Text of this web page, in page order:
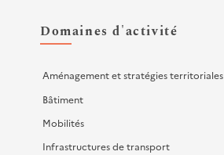
Domaines d'activité
Aménagement et stratégies territoriales
Bâtiment
Mobilités
Infrastructures de transport